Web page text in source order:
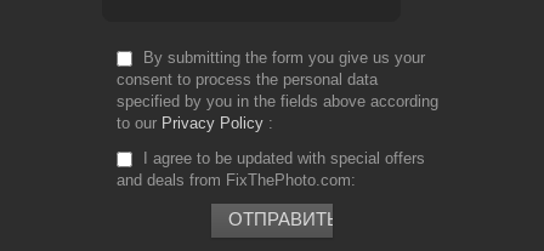
By submitting the form you give us your
consent to process the personal data
specified by you in the fields above according
to our Privacy Policy
I agree to be updated with special offers
and deals from FixThePhoto.com